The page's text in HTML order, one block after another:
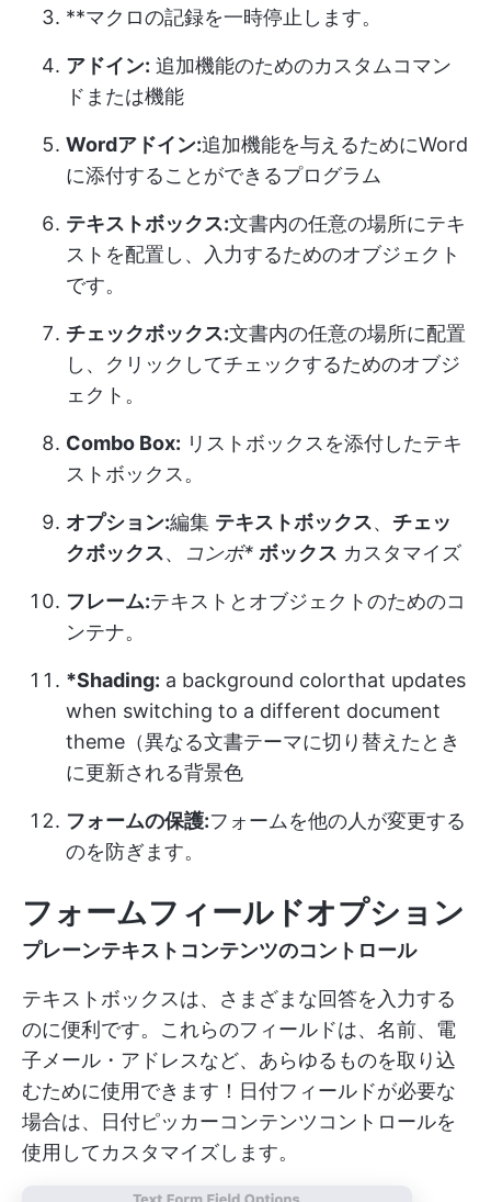
**マクロの記録を一時停止します。
アドイン: 追加機能のためのカスタムコマン
ドまたは機能
Wordアドイン:追加機能を与えるためにWord
に添付することができるプログラム
テキストボックス:文書内の任意の場所にテキ
ストを配置し、入力するためのオブジェクト
です。
チェックボックス:文書内の任意の場所に配置
し、クリックしてチェックするためのオブジ
ェクト。
Combo Box: リストボックスを添付したテキ
ストボックス。
オプション:編集 テキストボックス、 チェッ
クボックス、 コンボ* ボックス カスタマイズ
フレーム:テキストとオブジェクトのためのコ
ンテナ。
*Shading: a background colorthat updates
when switching to a different document
theme（異なる文書テーマに切り替えたとき
に更新される背景色
フォームの保護:フォームを他の人が変更する
のを防ぎます。
フォームフィールドオプション
プレーンテキストコンテンツのコントロール
テキストボックスは、さまざまな回答を入力する
のに便利です。これらのフィールドは、名前、電
子メール・アドレスなど、あらゆるものを取り込
むために使用できます！日付フィールドが必要な
場合は、日付ピッカーコンテンツコントロールを
使用してカスタマイズします。